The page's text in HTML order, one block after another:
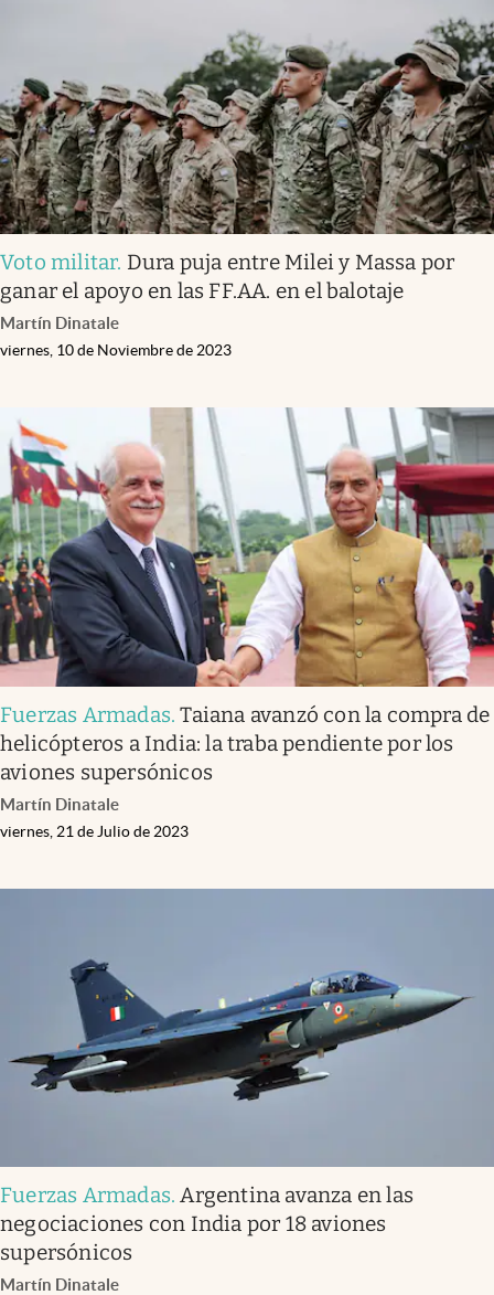
Clima
Mundial 2026
Eventos Corporativos
El Cronista Studio
Mediakit
abre en nueva pestaña
Argentina
Voto militar. Dura puja entre Milei y Massa por
ganar el apoyo en las FF.AA. en el balotaje
Martín Dinatale
viernes, 10 de Noviembre de 2023
Fuerzas Armadas.Taiana avanzó con la compra de
helicópteros a India: la traba pendiente por los
aviones supersónicos
Martín Dinatale
viernes, 21 de Julio de 2023
Fuerzas Armadas.Argentina avanza en las
negociaciones con India por 18 aviones
supersónicos
Martín Dinatale